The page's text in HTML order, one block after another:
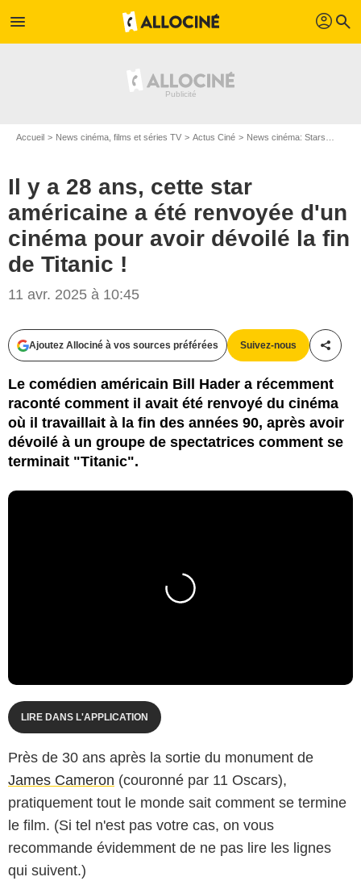
menu profil search
Accueil News cinéma, films et séries TV Actus Ciné News cinéma: Stars
Il y a 28 ans, cette star
américaine a été renvoyée d'un
cinéma pour avoir dévoilé la fin
de Titanic !
11 avr. 2025 à 10:45
Ajoutez Allociné à vos sources préférées Suivez-nous
Le comédien américain Bill Hader a récemment
raconté comment il avait été renvoyé du cinéma
où il travaillait à la fin des années 90, après avoir
dévoilé à un groupe de spectatrices comment se
terminait "Titanic".
LIRE DANS L'APPLICATION
Près de 30 ans après la sortie du monument de
James Cameron (couronné par 11 Oscars),
pratiquement tout le monde sait comment se termine
le film. (Si tel n'est pas votre cas, on vous
recommande évidemment de ne pas lire les lignes
qui suivent.)